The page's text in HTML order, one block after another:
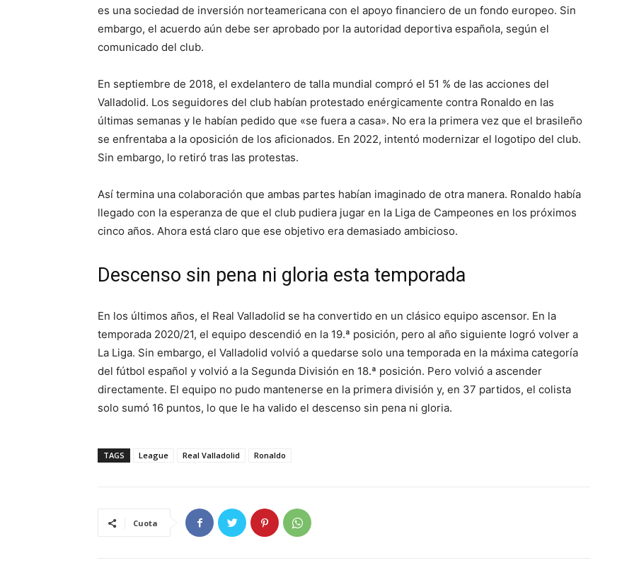
es una sociedad de inversión norteamericana con el apoyo financiero de un fondo europeo. Sin
embargo, el acuerdo aún debe ser aprobado por la autoridad deportiva española, según el
comunicado del club.
En septiembre de 2018, el exdelantero de talla mundial compró el 51 % de las acciones del
Valladolid. Los seguidores del club habían protestado enérgicamente contra Ronaldo en las
últimas semanas y le habían pedido que «se fuera a casa». No era la primera vez que el brasileño
se enfrentaba a la oposición de los aficionados. En 2022, intentó modernizar el logotipo del club.
Sin embargo, lo retiró tras las protestas.
Así termina una colaboración que ambas partes habían imaginado de otra manera. Ronaldo había
llegado con la esperanza de que el club pudiera jugar en la Liga de Campeones en los próximos
cinco años. Ahora está claro que ese objetivo era demasiado ambicioso.
Descenso sin pena ni gloria esta temporada
En los últimos años, el Real Valladolid se ha convertido en un clásico equipo ascensor. En la
temporada 2020/21, el equipo descendió en la 19.ª posición, pero al año siguiente logró volver a
La Liga. Sin embargo, el Valladolid volvió a quedarse solo una temporada en la máxima categoría
del fútbol español y volvió a la Segunda División en 18.ª posición. Pero volvió a ascender
directamente. El equipo no pudo mantenerse en la primera división y, en 37 partidos, el colista
solo sumó 16 puntos, lo que le ha valido el descenso sin pena ni gloria.
TAGS League Real Valladolid Ronaldo
Cuota